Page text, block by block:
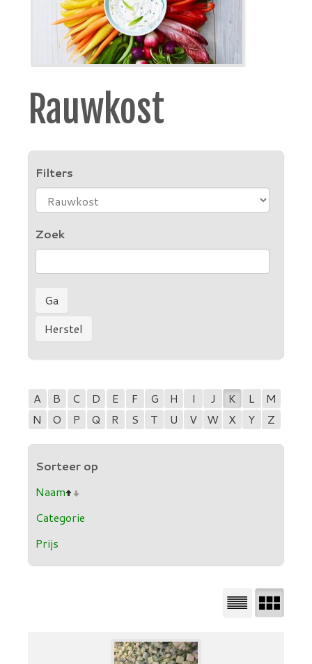
Rauwkost
Filters
Zoek
A B C D E F G H I J K L
M
N
O P Q R S T U V W X Y Z
Sorteer op
Naam
Categorie
Prijs